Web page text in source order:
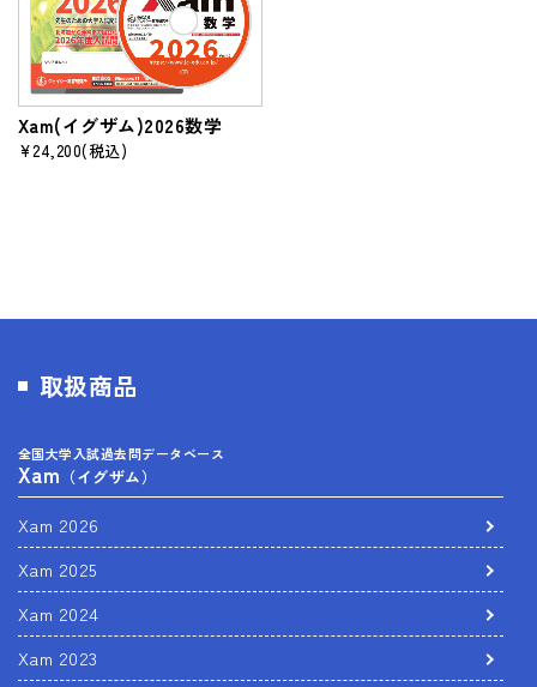
Xam(イグザム)2026数学
¥24,200(税込)
取扱商品
全国大学入試過去問データベース
Xam （イグザム）
Xam 2026
Xam 2025
Xam 2024
Xam 2023